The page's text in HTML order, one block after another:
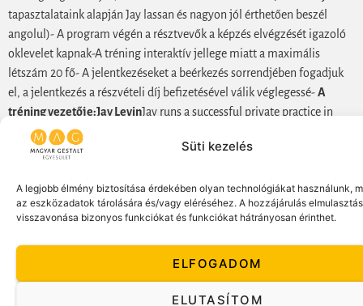
Süti kezelés
A legjobb élmény biztosítása érdekében olyan technológiákat használunk,
az eszközadatok tárolására és/vagy eléréséhez. A hozzájárulás
visszavonása bizonyos funkciókat és funkciókat hátrányosan érinthet.
ELFOGADOM
ELUTASÍTOM
tapasztalataink alapján Jay lassan és nagyon jól érthetően beszél
angolul)- A program végén a résztvevők a képzés elvégzését igazoló
oklevelet kapnak-A tréning interaktív jellege miatt a maximális
létszám 20 fő- A jelentkezéseket a beérkezés sorrendjében fogadjuk
el, a jelentkezés a részvételi díj befizetésével válik véglegessé-A
tréning vezetője:Jay LevinJay runs a successful private practice in
Sarasota, Florida and is an international psychotherapy trainer and
supervisor- Jay has been a long standing Guest Faculty member (more
Training Los Angeles) European Summer Residential Training
Program- The Summer Residential programs have been run by GATLA
Residential will be held in Split, Croatia in 2014- Jay’s interests extend
to the “wider field” which includes the meaning, politics, aesthetics
and culture of psychotherapy in its social milieu- His curiosity in how